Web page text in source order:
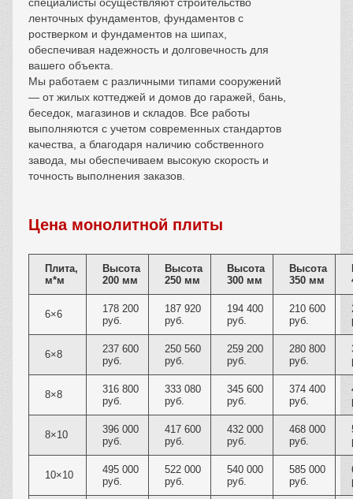
специалисты осуществляют строительство
ленточных фундаментов, фундаментов с
ростверком и фундаментов на шипах,
обеспечивая надежность и долговечность для
вашего объекта.
Мы работаем с различными типами сооружений
— от жилых коттеджей и домов до гаражей, бань,
беседок, магазинов и складов. Все работы
выполняются с учетом современных стандартов
качества, а благодаря наличию собственного
завода, мы обеспечиваем высокую скорость и
точность выполнения заказов.
Цена монолитной плиты
Плита,
м*м
Высота
200 мм
Высота
250 мм
Высота
300 мм
Высота
350 мм
6×6
178 200
руб.
187 920
руб.
194 400
руб.
210 600
руб.
6×8
237 600
руб.
250 560
руб.
259 200
руб.
280 800
руб.
8×8
316 800
руб.
333 080
руб.
345 600
руб.
374 400
руб.
8×10
396 000
руб.
417 600
руб.
432 000
руб.
468 000
руб.
10×10
495 000
руб.
522 000
руб.
540 000
руб.
585 000
руб.